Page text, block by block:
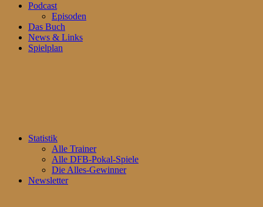
Podcast
Episoden
Das Buch
News & Links
Spielplan
Statistik
Alle Trainer
Alle DFB-Pokal-Spiele
Die Alles-Gewinner
Newsletter